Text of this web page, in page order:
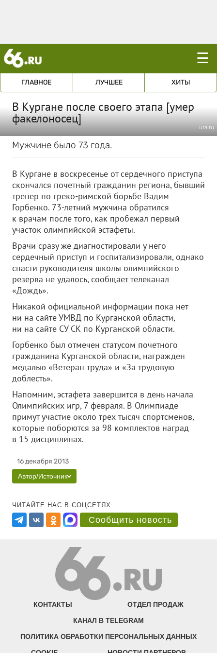
☰
ГЛАВНОЕ ЛУЧШЕЕ ХИТЫ
В Кургане после своего этапа [умер
факелоносец]
ura.ru
Мужчине было 73 года.
В Кургане в воскресенье от сердечного приступа
скончался почетный гражданин региона, бывший
тренер по греко-римской борьбе Вадим
Горбенко. 73-летний мужчина обратился
к врачам после того, как пробежал первый
участок олимпийской эстафеты.
Врачи сразу же диагностировали у него
сердечный приступ и госпитализировали, однако
спасти руководителя школы олимпийского
резерва не удалось, сообщает телеканал
«Дождь».
Никакой официальной информации пока нет
ни на сайте УМВД по Курганской области,
ни на сайте СУ СК по Курганской области.
Горбенко был отмечен статусом почетного
гражданина Курганской области, награжден
медалью «Ветеран труда» и «За трудовую
доблесть».
Напомним, эстафета завершится в день начала
Олимпийских игр, 7 февраля. В Олимпиаде
примут участие около трех тысяч спортсменов,
которые поборются за 98 комплектов наград
в 15 дисциплинах.
16 декабря 2013
Автор/Источник
ЧИТАЙТЕ НАС В СОЦСЕТЯХ:
Сообщить новость
КОНТАКТЫ ОТДЕЛ ПРОДАЖ
КАНАЛ В TELEGRAM
ПОЛИТИКА ОБРАБОТКИ ПЕРСОНАЛЬНЫХ ДАННЫХ